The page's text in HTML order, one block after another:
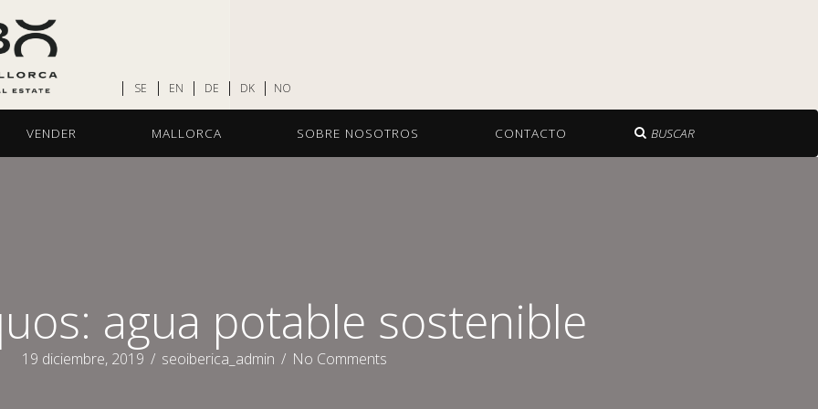
SE EN DE DK NO
VENDER MALLORCA SOBRE NOSOTROS CONTACTO BUSCAR
agua potable sostenible
19 diciembre, 2019 / seoiberica_admin / No Comments